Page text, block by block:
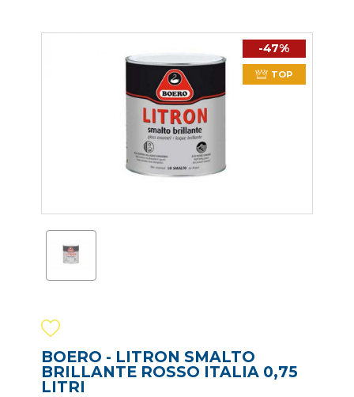
-47%
TOP
BOERO - LITRON SMALTO
BRILLANTE ROSSO ITALIA 0,75
LITRI